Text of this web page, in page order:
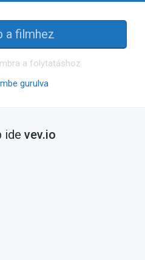
a filmhez
a folytatáshoz
gurulva
ide vev.io